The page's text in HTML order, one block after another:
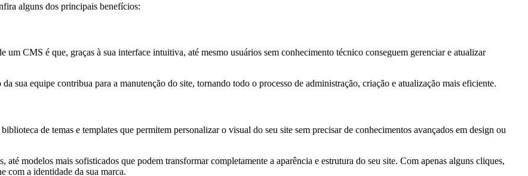
alguns dos principais benefícios:
um CMS é que, graças à sua interface intuitiva, até mesmo usuários sem conhecimento técnico conseguem gerenciar e atualizar
sua equipe contribua para a manutenção do site, tornando todo o processo de administração, criação e atualização mais eficiente.
de temas e templates que permitem personalizar o visual do seu site sem precisar de conhecimentos avançados em design ou
até modelos mais sofisticados que podem transformar completamente a aparência e estrutura do seu site. Com apenas alguns cliques,
com a identidade da sua marca.